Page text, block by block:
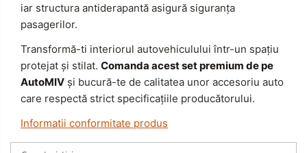
iar structura antiderapantă asigură siguranța
pasagerilor.
Transformă-ti interiorul autovehiculului într-un spațiu
protejat și stilat. Comanda acest set premium de pe
AutoMIV și bucură-te de calitatea unor accesoriu auto
care respectă strict specificațiile producătorului.
Informatii conformitate produs